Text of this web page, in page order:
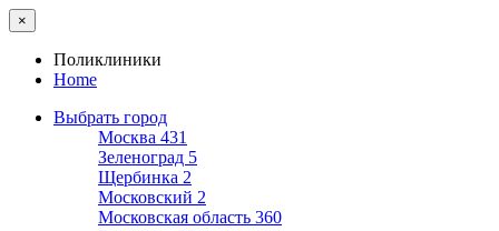
×
Поликлиники
Home
Выбрать город
Москва 431
Зеленоград 5
Щербинка 2
Московский 2
Московская область 360